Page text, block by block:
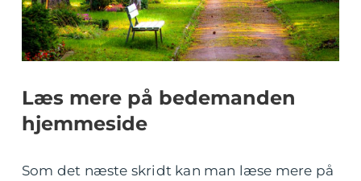
Læs mere på bedemanden
hjemmeside
Som det næste skridt kan man læse mere på